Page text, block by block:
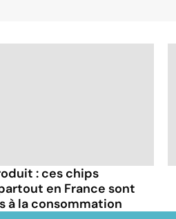
: ces chips
en France sont
à la consommation